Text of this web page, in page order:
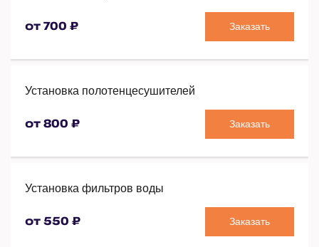
от 700 ₽ Заказать
Установка полотенцесушителей
от 800 ₽ Заказать
Установка фильтров воды
от 550 ₽ Заказать